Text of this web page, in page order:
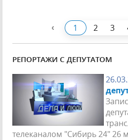
‹ 1 2 3
РЕПОРТАЖИ С ДЕПУТАТОМ
телеканалом "Сибирь 24" 26